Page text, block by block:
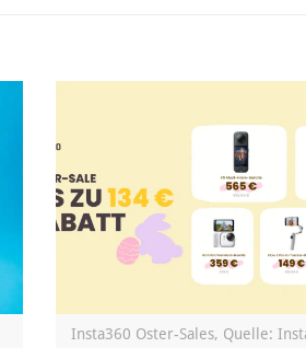
Insta360 Oster-Sales, Quelle: